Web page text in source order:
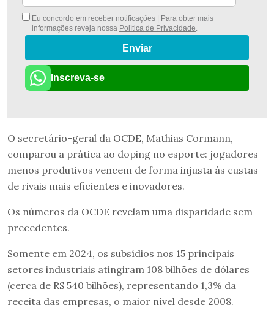
Eu concordo em receber notificações | Para obter mais
informações reveja nossa Política de Privacidade.
Enviar
Inscreva-se
O secretário-geral da OCDE, Mathias Cormann,
comparou a prática ao doping no esporte: jogadores
menos produtivos vencem de forma injusta às custas
de rivais mais eficientes e inovadores.
Os números da OCDE revelam uma disparidade sem
precedentes.
Somente em 2024, os subsídios nos 15 principais
setores industriais atingiram 108 bilhões de dólares
(cerca de R$ 540 bilhões), representando 1,3% da
receita das empresas, o maior nível desde 2008.